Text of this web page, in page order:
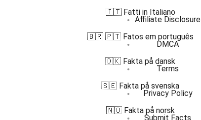
Affiliate Disclosure
DMCA
Terms
Privacy Policy
Submit Facts
🇮🇹 Fatti in Italiano
🇧🇷 🇵🇹 Fatos em português
🇩🇰 Fakta på dansk
🇸🇪 Fakta på svenska
🇳🇴 Fakta på norsk